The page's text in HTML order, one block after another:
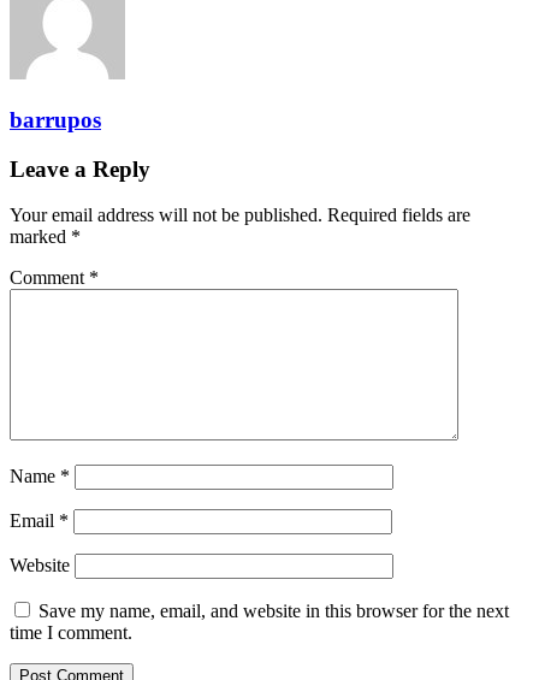
barrupos
Leave a Reply
Your email address will not be published. Required fields are
marked *
Comment *
Name *
Email *
Website
Save my name, email, and website in this browser for the next
time I comment.